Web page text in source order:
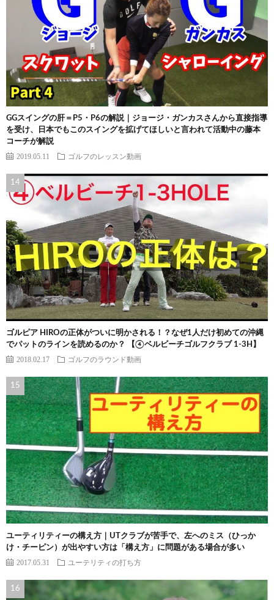
GGスイングの肝＝P5・P6の解説｜ジョージ・ガンカスさんから直接指導
を受け、日本でもこのスイングを拡げてほしいと言われて活動中の藤本
コーチが解説
2019.05.11 ゴルフのレッスン動画
ゴルピア HIROの正体がついに明かされる！？なぜ1人だけ初めての沖縄
でパットのラインを読めるのか？ 【④ベルビーチゴルフクラブ 1-3H】
2018.02.17 ゴルフのラウンド動画
ユーティリティーの構え方｜UTクラブが苦手で、左へのミス（ひっか
け・チーピン）が出やすい方は「構え方」に問題がある場合が多い
2017.05.31 ユーテリティの打ち方